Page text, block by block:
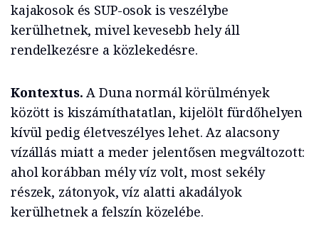
kajakosok és SUP-osok is veszélybe
kerülhetnek, mivel kevesebb hely áll
rendelkezésre a közlekedésre.
Kontextus. A Duna normál körülmények
között is kiszámíthatatlan, kijelölt fürdőhelyen
kívül pedig életveszélyes lehet. Az alacsony
vízállás miatt a meder jelentősen megváltozott:
ahol korábban mély víz volt, most sekély
részek, zátonyok, víz alatti akadályok
kerülhetnek a felszín közelébe.